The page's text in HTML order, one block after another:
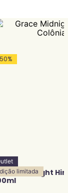
50%
limitada
Midnight